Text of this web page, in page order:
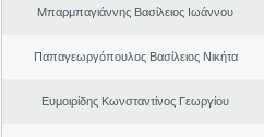
Μπαρμπαγιάννης Βασίλειος Ιωάννου
Παπαγεωργόπουλος Βασίλειος Νικήτα
Ευμοιρίδης Κωνσταντίνος Γεωργίου